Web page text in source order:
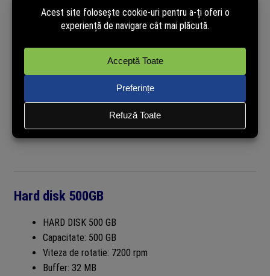
(AHD/TVI/CVI) cat si a celor analogice(CVBS). La capete este
echipat cu conectori turnati tip „BNC mama” (2) si conectori de
alimentare +semnal video
2 DC Joint (Female and Male): 5.5*2.1mm
pentru camere supraveghere
grosime 4mm cupru
Hard disk 500GB
HARD DISK 500 GB
Capacitate: 500 GB
Viteza de rotatie: 7200 rpm
Buffer: 32 MB